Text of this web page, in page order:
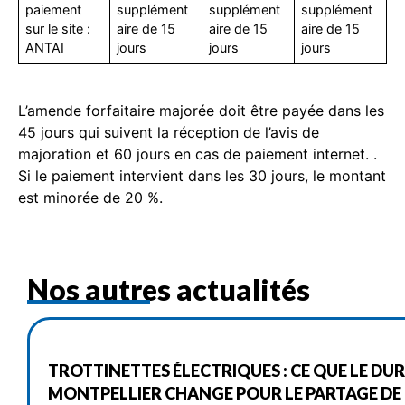
paiement
sur le site :
ANTAI
supplément
aire de 15
jours
supplément
aire de 15
jours
supplément
aire de 15
jours
L’amende forfaitaire majorée doit être payée dans les
45 jours qui suivent la réception de l’avis de
majoration et 60 jours en cas de paiement internet. .
Si le paiement intervient dans les 30 jours, le montant
est minorée de 20 %.
Nos autres actualités
TROTTINETTES ÉLECTRIQUES : CE QUE LE
MONTPELLIER CHANGE POUR LE PARTAGE